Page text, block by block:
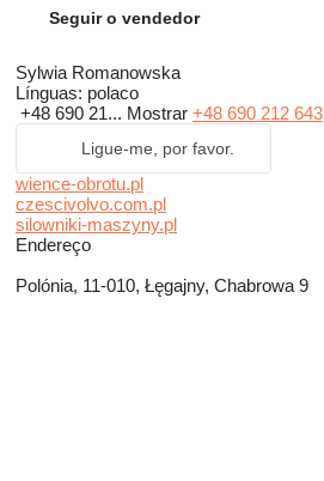
Seguir o vendedor
Sylwia Romanowska
Línguas: polaco
+48 690 21... Mostrar +48 690 212 643
Ligue-me, por favor.
wience-obrotu.pl
czescivolvo.com.pl
silowniki-maszyny.pl
Endereço
Polónia, 11-010, Łęgajny, Chabrowa 9